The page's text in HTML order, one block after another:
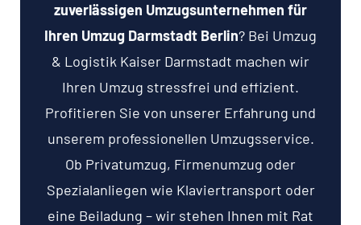
zuverlässigen Umzugsunternehmen für
Ihren Umzug Darmstadt Berlin? Bei Umzug
& Logistik Kaiser Darmstadt machen wir
Ihren Umzug stressfrei und effizient.
Profitieren Sie von unserer Erfahrung und
unserem professionellen Umzugsservice.
Ob Privatumzug, Firmenumzug oder
Spezialanliegen wie Klaviertransport oder
eine Beiladung – wir stehen Ihnen mit Rat